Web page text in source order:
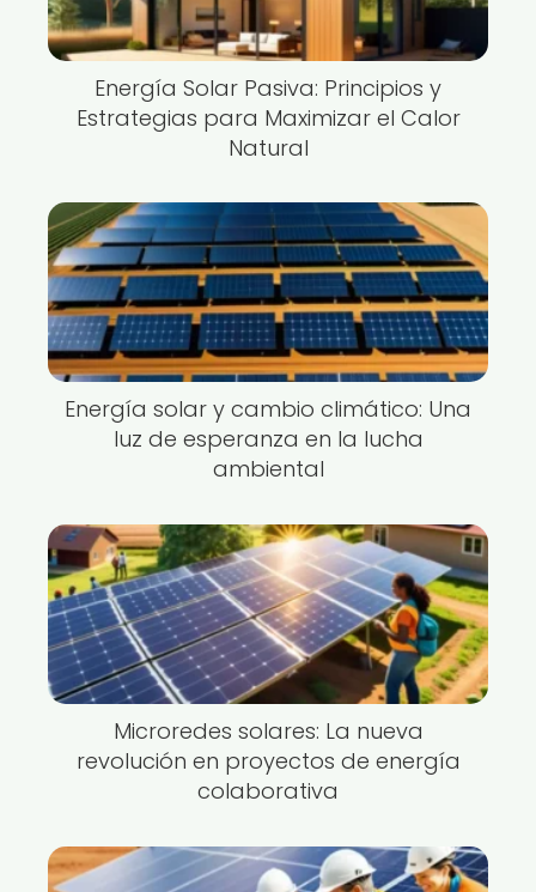
Energía Solar Pasiva: Principios y
Estrategias para Maximizar el Calor
Natural
Energía solar y cambio climático: Una
luz de esperanza en la lucha
ambiental
Microredes solares: La nueva
revolución en proyectos de energía
colaborativa